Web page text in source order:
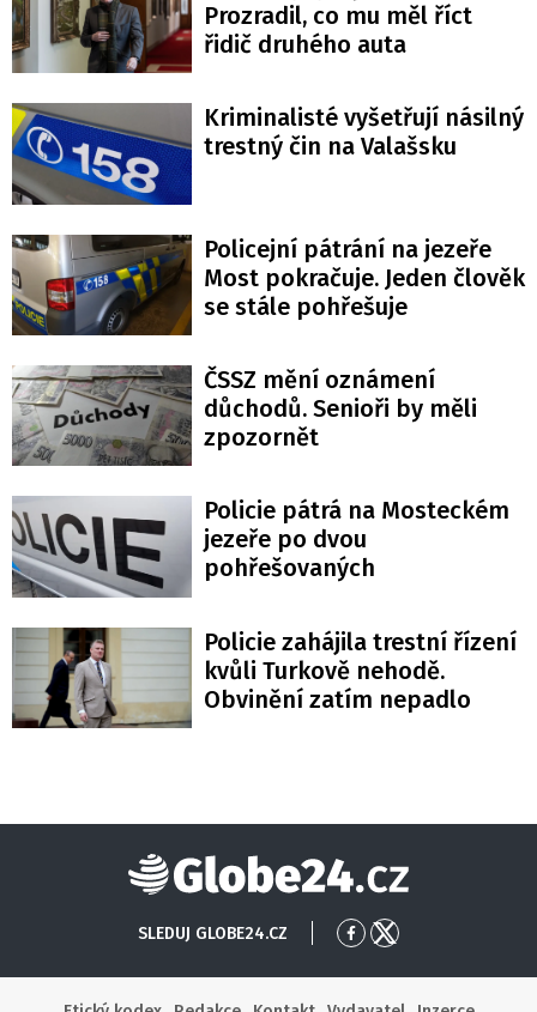
Prozradil, co mu měl říct
řidič druhého auta
Kriminalisté vyšetřují násilný
trestný čin na Valašsku
Policejní pátrání na jezeře
Most pokračuje. Jeden člověk
se stále pohřešuje
ČSSZ mění oznámení
důchodů. Senioři by měli
zpozornět
Policie pátrá na Mosteckém
jezeře po dvou
pohřešovaných
Policie zahájila trestní řízení
kvůli Turkově nehodě.
Obvinění zatím nepadlo
Globe24
SLEDUJ GLOBE24.CZ
PřejítPřejít